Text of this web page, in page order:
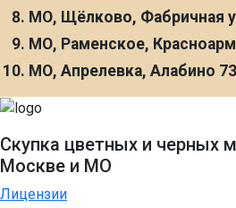
МО, Щёлково, Фабричная
МО, Раменское,
МО, Апрелевка, Алабино 73
Скупка цветных и черных
Москве и МО
Лицензии